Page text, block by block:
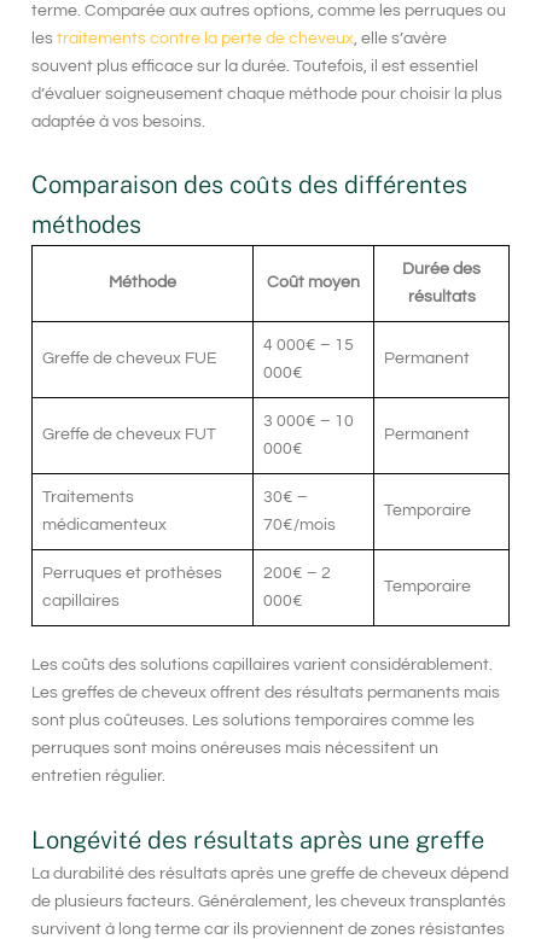
terme. Comparée aux autres options, comme les perruques ou
les traitements contre la perte de cheveux , elle s’avère
souvent plus efficace sur la durée. Toutefois, il est essentiel
d’évaluer soigneusement chaque méthode pour choisir la plus
adaptée à vos besoins.
Comparaison des coûts des différentes
méthodes
Méthode Coût moyen
Durée des
résultats
Greffe de cheveux FUE
4 000€ – 15
000€
Permanent
Greffe de cheveux FUT
3 000€ – 10
000€
Permanent
Traitements
médicamenteux
30€ –
70€/mois
Temporaire
Perruques et prothèses
capillaires
200€ – 2
000€
Temporaire
Les coûts des solutions capillaires varient considérablement.
Les greffes de cheveux offrent des résultats permanents mais
sont plus coûteuses. Les solutions temporaires comme les
perruques sont moins onéreuses mais nécessitent un
entretien régulier.
Longévité des résultats après une greffe
La durabilité des résultats après une greffe de cheveux dépend
de plusieurs facteurs. Généralement, les cheveux transplantés
survivent à long terme car ils proviennent de zones résistantes